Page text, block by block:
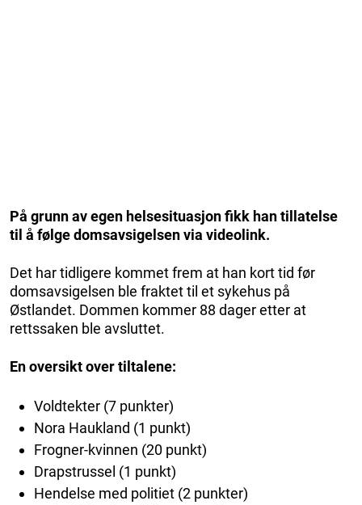
På grunn av egen helsesituasjon fikk han tillatelse
til å følge domsavsigelsen via videolink.
Det har tidligere kommet frem at han kort tid før
domsavsigelsen ble fraktet til et sykehus på
Østlandet. Dommen kommer 88 dager etter at
rettssaken ble avsluttet.
En oversikt over tiltalene:
Voldtekter (7 punkter)
Nora Haukland (1 punkt)
Frogner-kvinnen (20 punkt)
Drapstrussel (1 punkt)
Hendelse med politiet (2 punkter)